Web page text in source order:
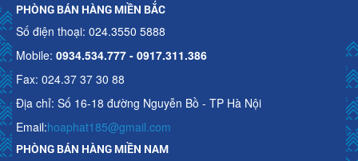
PHÒNG BÁN HÀNG MIỀN BẮC
Số điện thoại: 024.3550 5888
Mobile: 0934.534.777 - 0917.311.386
Fax: 024.37 37 30 88
Địa chỉ: Số 16-18 đường Nguyễn Bồ - TP Hà Nội
Email:hoaphat185@gmail.com
PHÒNG BÁN HÀNG MIỀN NAM